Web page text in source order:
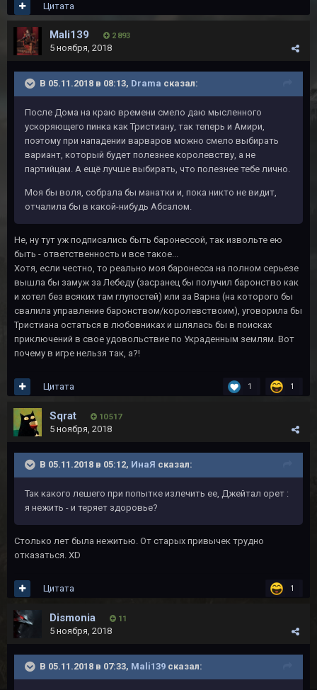
Цитата
Mali139 2 893
5 ноября, 2018
В 05.11.2018 в 08:13, Drama сказал:
После Дома на краю времени смело даю мысленного
ускоряющего пинка как Тристиану, так теперь и Амири,
поэтому при нападении варваров можно смело выбирать
вариант, который будет полезнее королевству, а не
партийцам. А ещё лучше выбирать, что полезнее тебе лично.
Моя бы воля, собрала бы манатки и, пока никто не видит,
отчалила бы в какой-нибудь Абсалом.
Не, ну тут уж подписались быть баронессой, так извольте ею
быть - ответственность и все такое...
Хотя, если честно, то реально моя баронесса на полном серьезе
вышла бы замуж за Лебеду (засранец бы получил баронство как
и хотел без всяких там глупостей) или за Варна (на которого бы
свалила управление баронством/королевствоим), уговорила бы
Тристиана остаться в любовниках и шлялась бы в поисках
приключений в свое удовольствие по Украденным землям. Вот
почему в игре нельзя так, а?!
1 1
Цитата
Sqrat 10 517
5 ноября, 2018
В 05.11.2018 в 05:12, ИнаЯ сказал:
Так какого лешего при попытке излечить ее, Джейтал орет :
я нежить - и теряет здоровье?
Столько лет была нежитью. От старых привычек трудно
отказаться. XD
1
Цитата
Dismonia 11
5 ноября, 2018
В 05.11.2018 в 07:33, Mali139 сказал: